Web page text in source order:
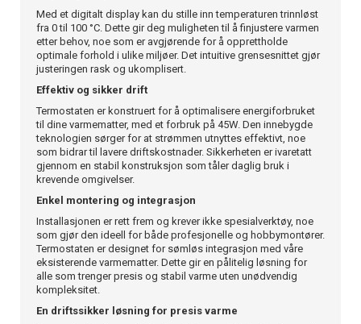
Med et digitalt display kan du stille inn temperaturen trinnløst
fra 0 til 100 °C. Dette gir deg muligheten til å finjustere varmen
etter behov, noe som er avgjørende for å opprettholde
optimale forhold i ulike miljøer. Det intuitive grensesnittet gjør
justeringen rask og ukomplisert.
Effektiv og sikker drift
Termostaten er konstruert for å optimalisere energiforbruket
til dine varmematter, med et forbruk på 45W. Den innebygde
teknologien sørger for at strømmen utnyttes effektivt, noe
som bidrar til lavere driftskostnader. Sikkerheten er ivaretatt
gjennom en stabil konstruksjon som tåler daglig bruk i
krevende omgivelser.
Enkel montering og integrasjon
Installasjonen er rett frem og krever ikke spesialverktøy, noe
som gjør den ideell for både profesjonelle og hobbymontører.
Termostaten er designet for sømløs integrasjon med våre
eksisterende varmematter. Dette gir en pålitelig løsning for
alle som trenger presis og stabil varme uten unødvendig
kompleksitet.
En driftssikker løsning for presis varme